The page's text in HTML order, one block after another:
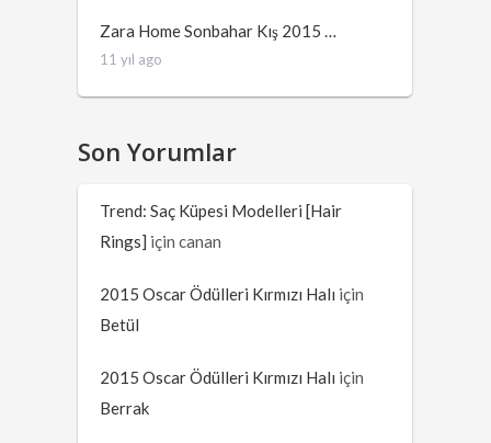
Zara Home Sonbahar Kış 2015 …
11 yıl ago
Son Yorumlar
Trend: Saç Küpesi Modelleri [Hair
Rings] içincanan
2015 Oscar Ödülleri Kırmızı Halı için
Betül
2015 Oscar Ödülleri Kırmızı Halı için
Berrak